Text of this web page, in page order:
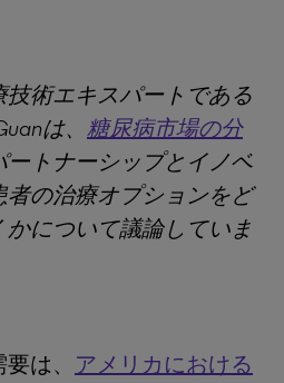
技術エキスパートである
は、 糖尿病市場の分
ートナーシップとイノベ
者の治療オプションをど
について議論していま
は、 アメリカにおける